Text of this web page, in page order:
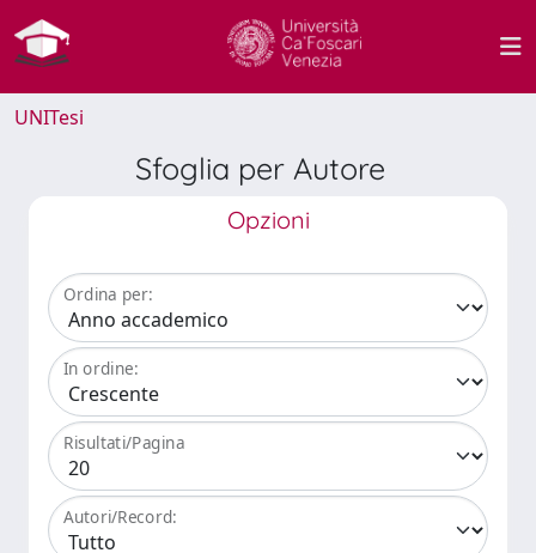
UNITesi
Sfoglia per Autore
Opzioni
Ordina per:
In ordine:
Risultati/Pagina
Autori/Record: